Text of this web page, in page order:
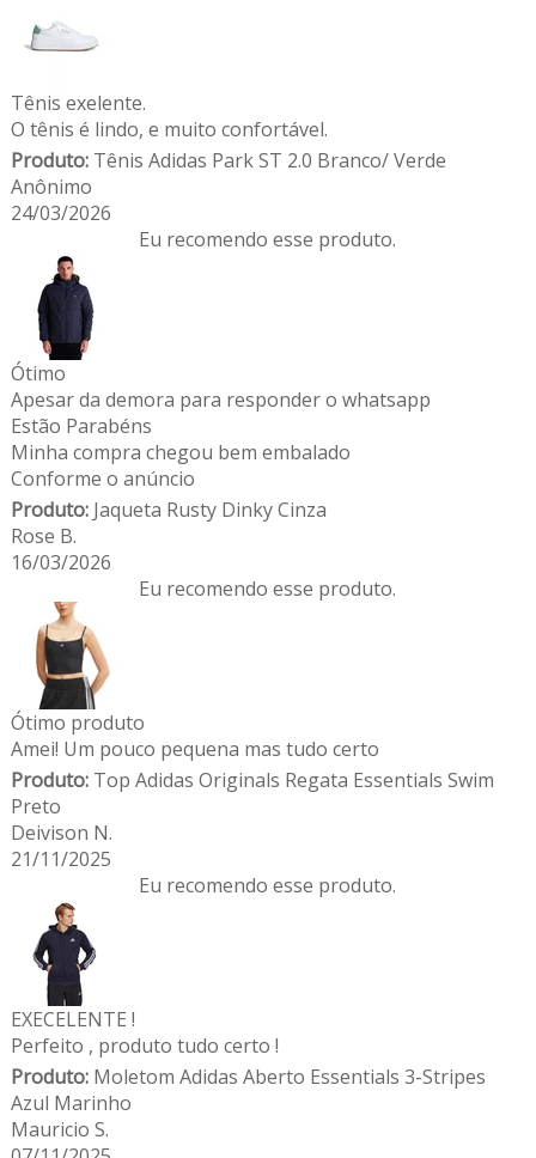
Tênis exelente.
O tênis é lindo, e muito confortável.
Produto:Tênis Adidas Park ST 2.0 Branco/ Verde
Anônimo
24/03/2026
Eu recomendo esse produto.
Ótimo
Apesar da demora para responder o whatsapp
Estão Parabéns
Minha compra chegou bem embalado
Conforme o anúncio
Produto:Jaqueta Rusty Dinky Cinza
Rose B.
16/03/2026
Eu recomendo esse produto.
Ótimo produto
Amei! Um pouco pequena mas tudo certo
Produto:Top Adidas Originals Regata Essentials Swim
Preto
Deivison N.
21/11/2025
Eu recomendo esse produto.
EXECELENTE !
Perfeito , produto tudo certo !
Produto:Moletom Adidas Aberto Essentials 3-Stripes
Azul Marinho
Mauricio S.